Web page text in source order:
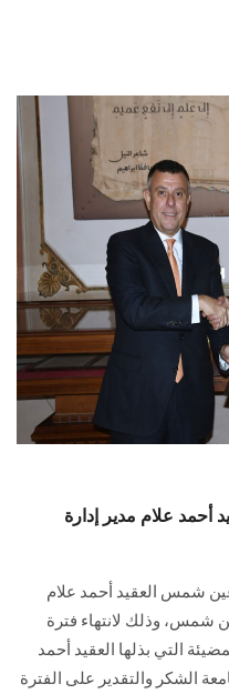
علام مدير إدارة
شمس العقيد أحمد علام
شمس، وذلك لانتهاء فترة
التي بذلها العقيد أحمد
الشكر والتقدير على الفترة